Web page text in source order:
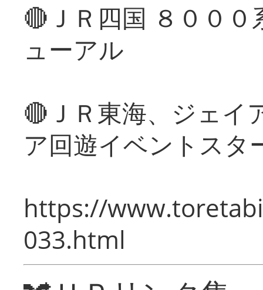
🔴ＪＲ四国 ８００
ューアル
🔴ＪＲ東海、ジェイ
ア回遊イベントスタ
https://
033.html